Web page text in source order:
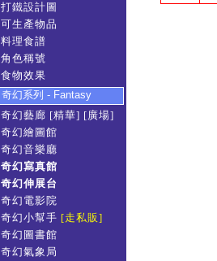
打鐵設計圖
可生產物品
料理食譜
角色稱號
食物效果
奇幻系列 - Fantasy
奇幻藝廊 [精華] [廣場]
奇幻繪圖館
奇幻音樂廳
奇幻寫真館
奇幻伸展台
奇幻電影院
奇幻小幫手 [走私販]
奇幻圖書館
奇幻氣象局